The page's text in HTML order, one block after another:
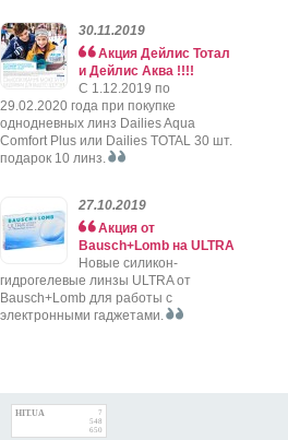
30.11.2019
Акция Дейлис Тотал
и Дейлис Аква !!!!
C 1.12.2019 по
29.02.2020 года при покупке
однодневных линз Dailies Aqua
Comfort Plus или Dailies TOTAL 30 шт.
подарок 10 линз.
27.10.2019
Акция от
Bausch+Lomb на ULTRA
Новые силикон-
гидрогелевые линзы ULTRA от
Bausch+Lomb для работы с
электронными гаджетами.
HIT.UA
7
548
650